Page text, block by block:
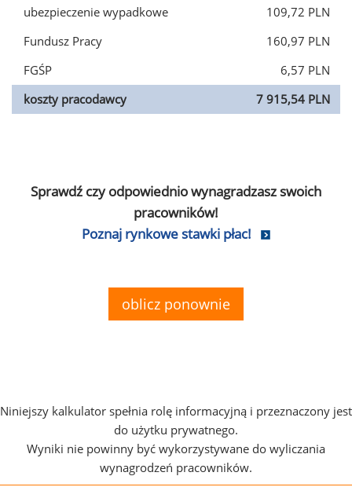
ubezpieczenie wypadkowe
109,72 PLN
Fundusz Pracy
160,97 PLN
FGŚP
6,57 PLN
koszty pracodawcy
7 915,54 PLN
Sprawdź czy odpowiednio wynagradzasz swoich
pracowników!
Poznaj rynkowe stawki płac!
oblicz ponownie
Niniejszy kalkulator spełnia rolę informacyjną i przeznaczony jest
do użytku prywatnego.
Wyniki nie powinny być wykorzystywane do wyliczania
wynagrodzeń pracowników.